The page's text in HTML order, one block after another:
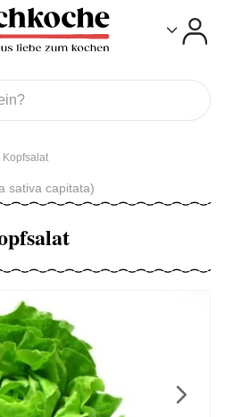
Kopfsalat
sativa capitata)
Next